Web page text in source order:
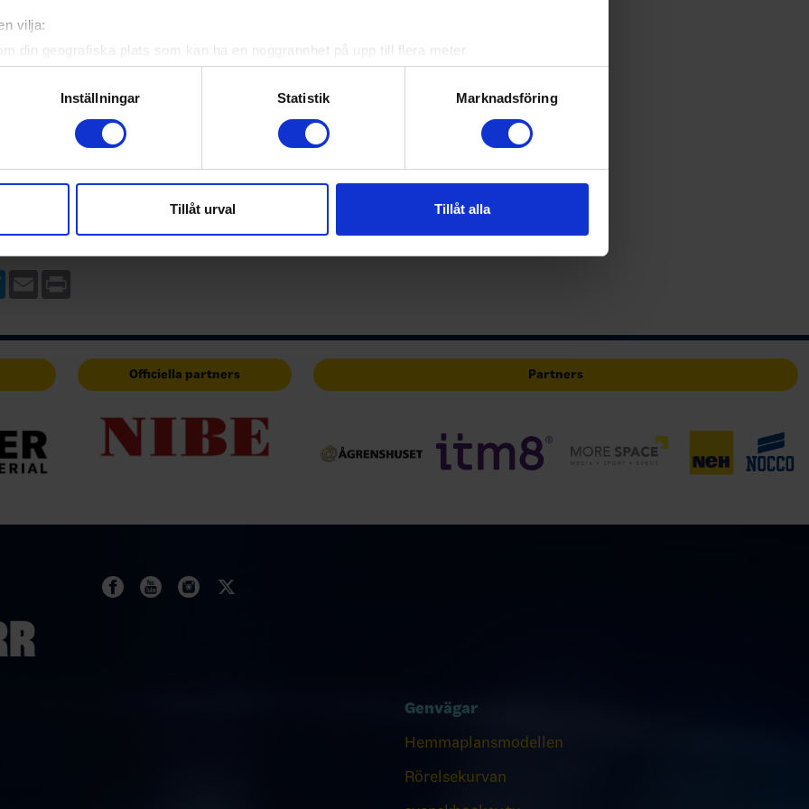
vilja:
din geografiska plats som kan ha en noggrannhet på upp till flera meter
att aktivt skanna den för specifika kännetecken (fingeravtryck)
uppgifter behandlas och ställ in dina preferenser i
detaljsektionen. Du kan ändra
när som helst från cookie-förklaringen.
trafik. Vi vidarebefordrar även sådana identifierare och annan information från din enhet
och analysföretag som vi samarbetar med. Dessa kan i sin tur kombinera informationen
Inställningar Statistik Marknadsföring
Tillåt urval Tillåt alla
för nya i
vad som är bra att veta när
Ansvarsområden som är
de innebär samt vilket stöd
och förening kan få…
Talang - Varför är det svårt?
Det är väldigt svårt att identifiera talang.
Det som händer när vi pratar om
talangutveckling är att vi pratar om att
utveckla ett antal individer och ofta är de
här individerna som vi har gett etiket…
TwitterEmail
Officiella partners Partners
Genvägar
Hemmaplansmodellen
Rörelsekurvan